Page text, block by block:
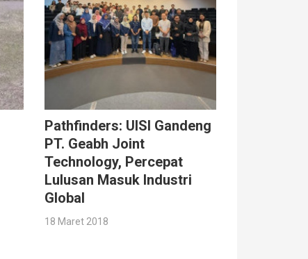
Pathfinders: UISI Gandeng
PT. Geabh Joint
Technology, Percepat
Lulusan Masuk Industri
Global
18 Maret 2018